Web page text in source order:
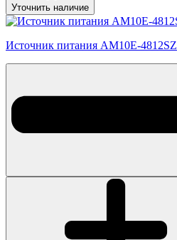
Уточнить наличие
Источник питания AM10E-4812SZ